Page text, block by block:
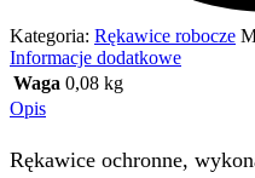
Kategoria: Rękawice robocze
Informacje dodatkowe
Waga 0,08 kg
Opis
Rękawice ochronne,